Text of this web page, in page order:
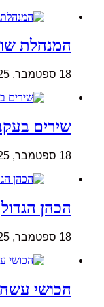
המנהלת
18 ספטמבר, 2025
שירים
18 ספטמבר, 2025
הכהן הגדול
18 ספטמבר, 2025
הכושי